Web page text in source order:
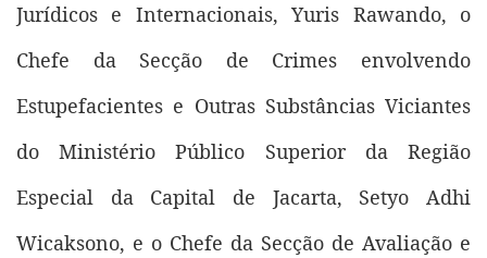
Jurídicos e Internacionais, Yuris Rawando, o
Chefe da Secção de Crimes envolvendo
Estupefacientes e Outras Substâncias Viciantes
do Ministério Público Superior da Região
Especial da Capital de Jacarta, Setyo Adhi
Wicaksono, e o Chefe da Secção de Avaliação e